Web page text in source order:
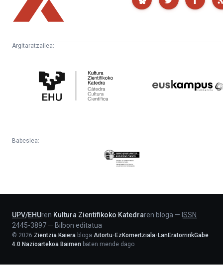
Argitaratzailea:
Zientifikoko
Katedra
Babeslea:
Eusko
Jaurlaritza
UPV/EHUren Kultura Zientifikoko Katedraren bloga — ISSN
2445-3897 — Bilbon editatua
© 2026 Zientzia Kaiera bloga Aitortu-EzKomertziala-LanEratorririkGabe
4.0 Nazioartekoa Baimen baten mende dago